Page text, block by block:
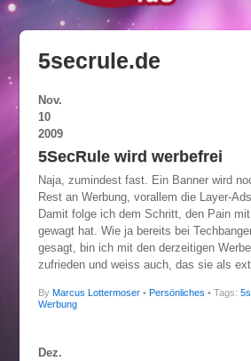
5secrule.de
Nov.
10
2009
5SecRule wird werbefrei
Naja, zumindest fast. Ein Banner wird
Rest an Werbung, vorallem die Layer-
Damit folge ich dem Schritt, den Pain
gewagt hat. Wie ja bereits bei
gesagt, bin ich mit den derzeitigen
zufrieden und weiss auch, das sie als
By Marcus Lottermoser• Persönliches • Tags:
Werbung
Dez.